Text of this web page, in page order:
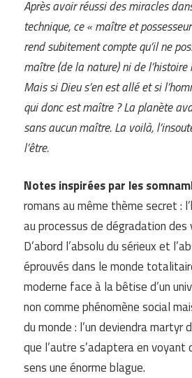
Après avoir réussi des miracles
technique, ce « maître et
rend subitement compte qu’il ne
maître (de la nature) ni de
Mais si Dieu s’en est allé et si
qui donc est maître ? La planète
sans aucun maître. La voilà,
l’être.
Notes inspirées par les
romans au même thème secret :
au processus de dégradation des
D’abord l’absolu du sérieux et
éprouvés dans le monde
moderne face à la bêtise d’un
non comme phénomène social
du monde : l’un deviendra martyr
que l’autre s’adaptera en voyant
sens une énorme blague.